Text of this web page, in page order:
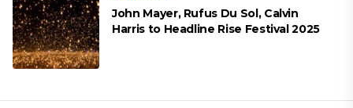
John Mayer, Rufus Du Sol, Calvin
Harris to Headline Rise Festival 2025